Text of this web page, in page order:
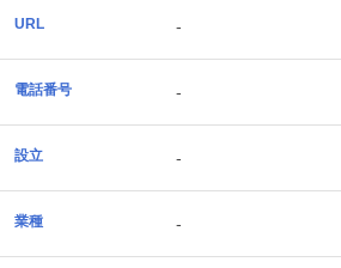
URL -
電話番号 -
設立 -
業種 -